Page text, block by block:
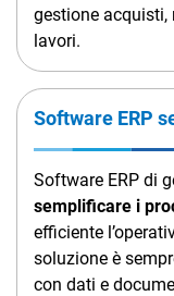
gestione
lavori.
Software ERP
Software ERP di
semplificare i
efficiente
soluzione è
con dati e